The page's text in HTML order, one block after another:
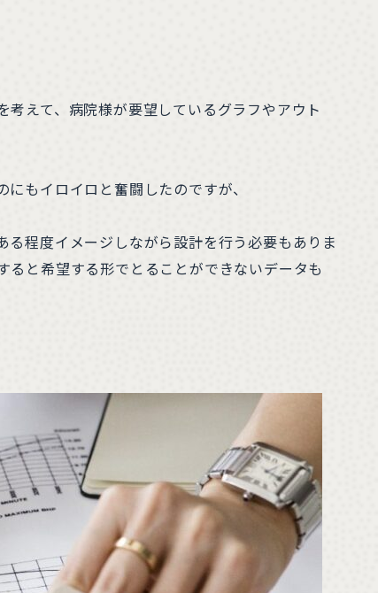
えて、病院様が要望しているグラフやアウト
もイロイロと奮闘したのですが、
程度イメージしながら設計を行う必要もありま
と希望する形でとることができないデータも